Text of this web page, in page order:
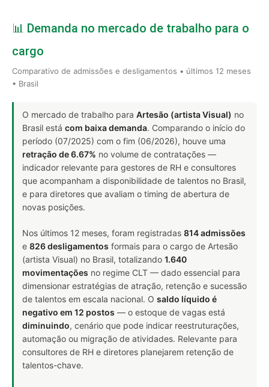
📊 Demanda no mercado de trabalho para o
cargo
Comparativo de admissões e desligamentos • últimos 12 meses
• Brasil
O mercado de trabalho para Artesão (artista Visual) no
Brasil está com baixa demanda. Comparando o início do
período (07/2025) com o fim (06/2026), houve uma
retração de 6.67% no volume de contratações —
indicador relevante para gestores de RH e consultores
que acompanham a disponibilidade de talentos no Brasil,
e para diretores que avaliam o timing de abertura de
novas posições.
Nos últimos 12 meses, foram registradas 814 admissões
e 826 desligamentos formais para o cargo de Artesão
(artista Visual) no Brasil, totalizando 1.640
movimentações no regime CLT — dado essencial para
dimensionar estratégias de atração, retenção e sucessão
de talentos em escala nacional. O saldo líquido é
negativo em 12 postos — o estoque de vagas está
diminuindo, cenário que pode indicar reestruturações,
automação ou migração de atividades. Relevante para
consultores de RH e diretores planejarem retenção de
talentos-chave.